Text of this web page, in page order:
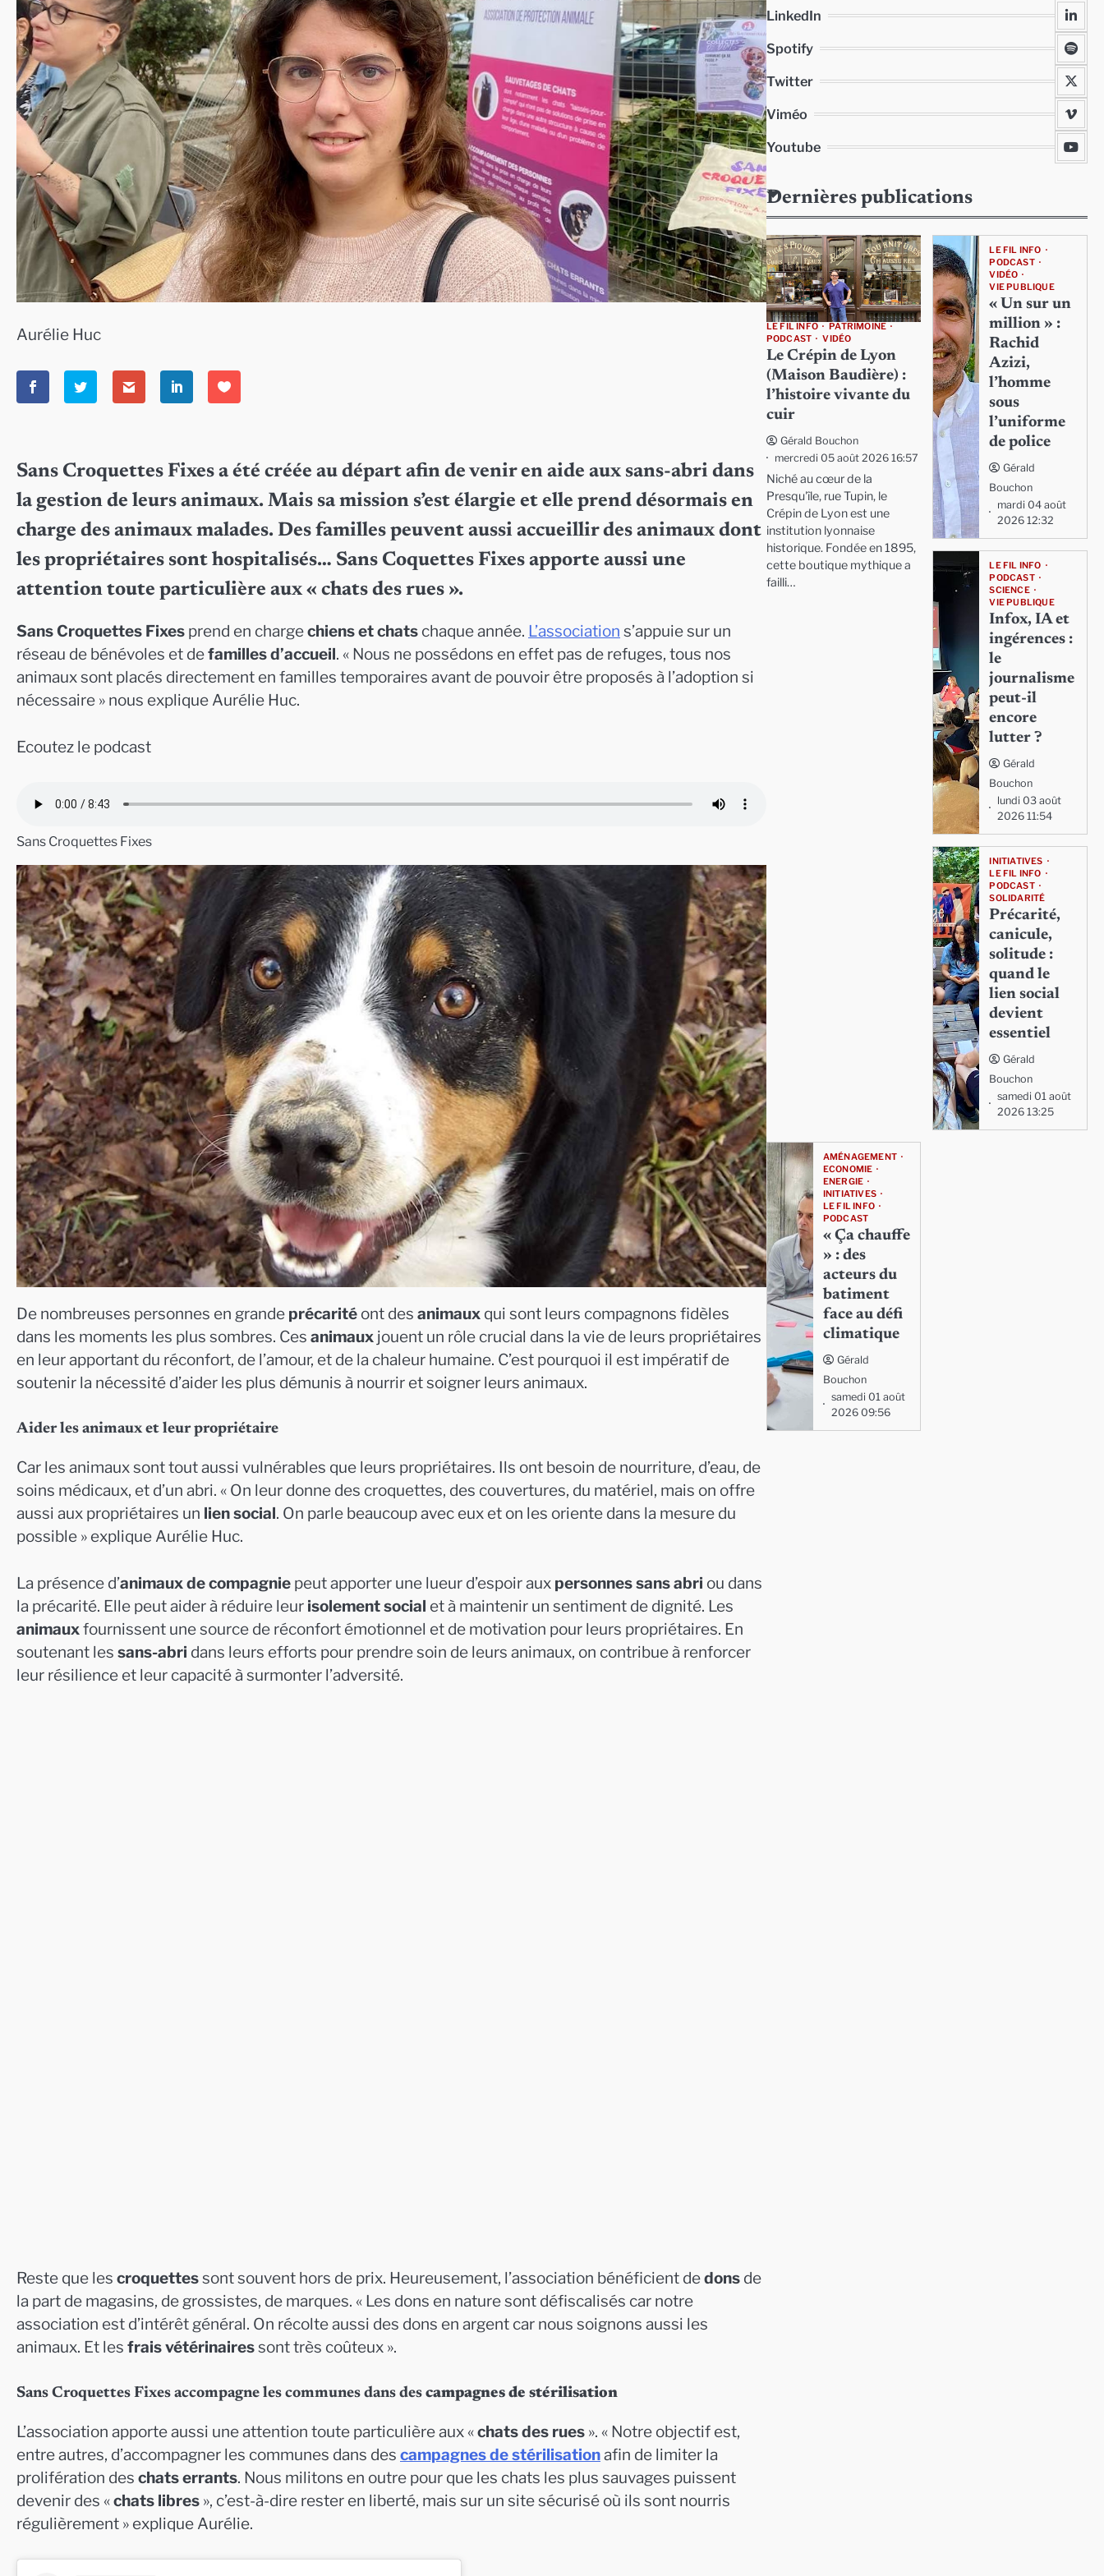
Aurélie Huc
Sans Croquettes Fixes a été créée au départ afin de venir en aide aux sans-abri dans
la gestion de leurs animaux. Mais sa mission s’est élargie et elle prend désormais en
charge des animaux malades. Des familles peuvent aussi accueillir des animaux dont
les propriétaires sont hospitalisés… Sans Coquettes Fixes apporte aussi une
attention toute particulière aux « chats des rues ».
Sans Croquettes Fixes prend en chargechiens et chats chaque année. L’association s’appuie sur un
réseau de bénévoles et defamilles d’accueil. « Nous ne possédons en effet pas de refuges, tous nos
animaux sont placés directement en familles temporaires avant de pouvoir être proposés à l’adoption si
nécessaire » nous explique Aurélie Huc.
Ecoutez le podcast
Sans Croquettes Fixes
De nombreuses personnes en grande précarité ont des animaux qui sont leurs compagnons fidèles
dans les moments les plus sombres. Ces animaux jouent un rôle crucial dans la vie de leurs propriétaires
en leur apportant du réconfort, de l’amour, et de la chaleur humaine. C’est pourquoi il est impératif de
soutenir la nécessité d’aider les plus démunis à nourrir et soigner leurs animaux.
Aider les animaux et leur propriétaire
Car les animaux sont tout aussi vulnérables que leurs propriétaires. Ils ont besoin de nourriture, d’eau, de
soins médicaux, et d’un abri. « On leur donne des croquettes, des couvertures, du matériel, mais on offre
aussi aux propriétaires un lien social. On parle beaucoup avec eux et on les oriente dans la mesure du
possible » explique Aurélie Huc.
La présence d’animaux de compagnie peut apporter une lueur d’espoir aux personnes sans abri ou dans
la précarité. Elle peut aider à réduire leur isolement social et à maintenir un sentiment de dignité. Les
animauxfournissent une source de réconfort émotionnel et de motivation pour leurs propriétaires. En
soutenant les sans-abri dans leurs efforts pour prendre soin de leurs animaux, on contribue à renforcer
leur résilience et leur capacité à surmonter l’adversité.
Reste que les croquettessont souvent hors de prix. Heureusement, l’association bénéficient dedons de
la part de magasins, de grossistes, de marques. « Les dons en nature sont défiscalisés car notre
association est d’intérêt général. On récolte aussi des dons en argent car nous soignons aussi les
animaux. Et les frais vétérinairessont très coûteux ».
Sans Croquettes Fixes accompagne les communes dans des campagnes de stérilisation
L’association apporte aussi une attention toute particulière aux «chats des rues ». « Notre objectif est,
entre autres, d’accompagner les communes dans des campagnes de stérilisationafin de limiter la
prolifération des chats errants. Nous militons en outre pour que les chats les plus sauvages puissent
devenir des «chats libres », c’est-à-dire rester en liberté, mais sur un site sécurisé où ils sont nourris
régulièrement » explique Aurélie.
LinkedIn
Spotify
Twitter
Viméo
Youtube
Dernières publications
LE FIL INFO
PATRIMOINE
PODCAST
VIDÉO
Le Crépin de Lyon
(Maison Baudière) :
l’histoire vivante du
cuir
Gérald Bouchon
mercredi 05 août 2026 16:57
Niché au cœur de la
Presqu'île, rue Tupin, le
Crépin de Lyon est une
institution lyonnaise
historique. Fondée en 1895,
cette boutique mythique a
failli…
LE FIL INFO
PODCAST
VIDÉO
VIE PUBLIQUE
« Un sur un
million » :
Rachid
Azizi,
l’homme
sous
l’uniforme
de police
Gérald
Bouchon
mardi 04 août
2026 12:32
LE FIL INFO
PODCAST
SCIENCE
VIE PUBLIQUE
Infox, IA et
ingérences :
le
journalisme
peut-il
encore
lutter ?
Gérald
Bouchon
lundi 03 août
2026 11:54
INITIATIVES
LE FIL INFO
PODCAST
SOLIDARITÉ
Précarité,
canicule,
solitude :
quand le
lien social
devient
essentiel
Gérald
Bouchon
samedi 01 août
2026 13:25
AMÉNAGEMENT
ECONOMIE
ENERGIE
INITIATIVES
LE FIL INFO
PODCAST
« Ça chauffe
» : des
acteurs du
batiment
face au défi
climatique
Gérald
Bouchon
samedi 01 août
2026 09:56